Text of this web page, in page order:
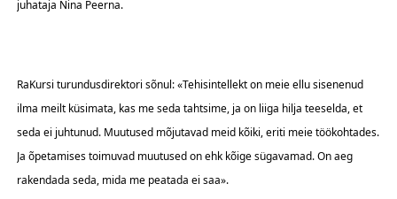
juhataja Nina Peerna.
RaKursi turundusdirektori sõnul: «Tehisintellekt on meie ellu sisenenud
ilma meilt küsimata, kas me seda tahtsime, ja on liiga hilja teeselda, et
seda ei juhtunud. Muutused mõjutavad meid kõiki, eriti meie töökohtades.
Ja õpetamises toimuvad muutused on ehk kõige sügavamad. On aeg
rakendada seda, mida me peatada ei saa».